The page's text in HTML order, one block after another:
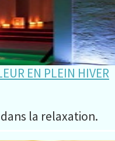
EN PLEIN HIVER
la relaxation.